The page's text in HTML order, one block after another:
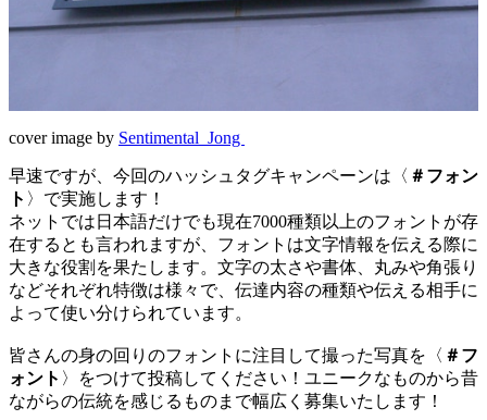
cover image by Sentimental_Jong
早速ですが、今回のハッシュタグキャンペーンは〈 ＃フォン
ト 〉で実施します！
ネットでは日本語だけでも現在7000種類以上のフォントが存
在するとも言われますが、フォントは文字情報を伝える際に
大きな役割を果たします。文字の太さや書体、丸みや角張り
などそれぞれ特徴は様々で、伝達内容の種類や伝える相手に
よって使い分けられています。
皆さんの身の回りのフォントに注目して撮った写真を〈 ＃フ
ォント 〉をつけて投稿してください！ユニークなものから昔
ながらの伝統を感じるものまで幅広く募集いたします！